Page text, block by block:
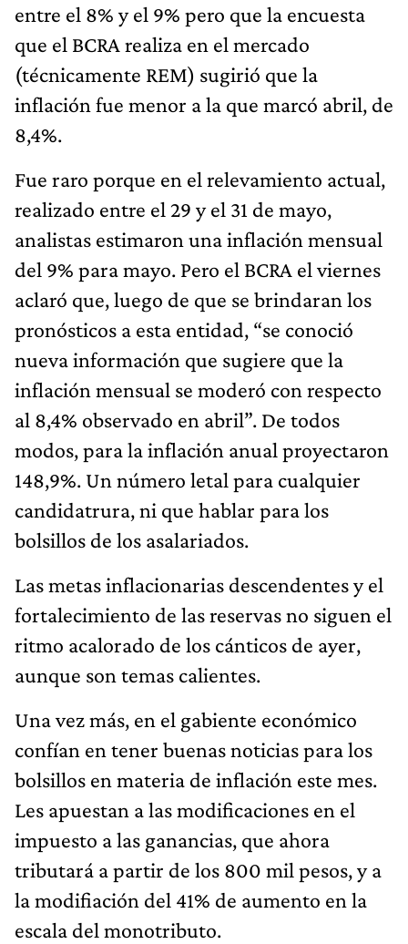
entre el 8% y el 9% pero que la encuesta
que el BCRA realiza en el mercado
(técnicamente REM) sugirió que la
inflación fue menor a la que marcó abril, de
8,4%.
Fue raro porque en el relevamiento actual,
realizado entre el 29 y el 31 de mayo,
analistas estimaron una inflación mensual
del 9% para mayo. Pero el BCRA el viernes
aclaró que, luego de que se brindaran los
pronósticos a esta entidad, “se conoció
nueva información que sugiere que la
inflación mensual se moderó con respecto
al 8,4% observado en abril”. De todos
modos, para la inflación anual proyectaron
148,9%. Un número letal para cualquier
candidatrura, ni que hablar para los
bolsillos de los asalariados.
Las metas inflacionarias descendentes y el
fortalecimiento de las reservas no siguen el
ritmo acalorado de los cánticos de ayer,
aunque son temas calientes.
Una vez más, en el gabiente económico
confían en tener buenas noticias para los
bolsillos en materia de inflación este mes.
Les apuestan a las modificaciones en el
impuesto a las ganancias, que ahora
tributará a partir de los 800 mil pesos, y a
la modifiación del 41% de aumento en la
escala del monotributo.